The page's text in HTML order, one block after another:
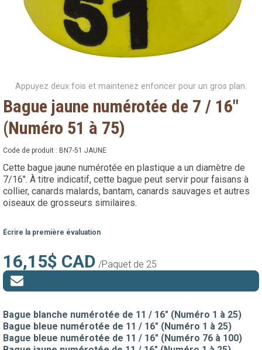
Appuyez deux fois et maintenez enfoncer pour un gros plan.
Bague jaune numérotée de 7 / 16"
(Numéro 51 à 75)
Code de produit : BN7-51 JAUNE
Cette bague jaune numérotée en plastique a un diamètre de
7/16". À titre indicatif, cette bague peut servir pour faisans à
collier, canards malards, bantam, canards sauvages et autres
oiseaux de grosseurs similaires.
Écrire la première évaluation
16,15$ CAD /Paquet de 25
Bague blanche numérotée de 11 / 16" (Numéro 1 à 25)
Bague bleue numérotée de 11 / 16" (Numéro 1 à 25)
Bague bleue numérotée de 11 / 16" (Numéro 76 à 100)